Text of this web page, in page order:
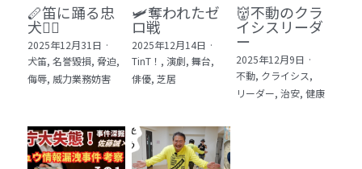
🪈笛に踊る忠
犬🐕‍🦺
2025年12月31日 ·
犬笛, 名誉毀損, 脅迫,
侮辱, 威力業務妨害
🛩️奪われたゼ
ロ戦
2025年12月14日 ·
TinT！, 演劇, 舞台,
俳優, 芝居
👹不動のクラ
イシスリーダ
ー
2025年12月9日 ·
不動, クライシス,
リーダー, 治安, 健康